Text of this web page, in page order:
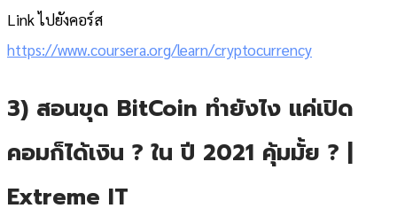
Link ไปยังคอร์ส
https://www.coursera.org/learn/cryptocurrency
3) สอนขุด BitCoin ทำยังไง แค่เปิด
คอมก็ได้เงิน ? ใน ปี 2021 คุ้มมั้ย ? |
Extreme IT